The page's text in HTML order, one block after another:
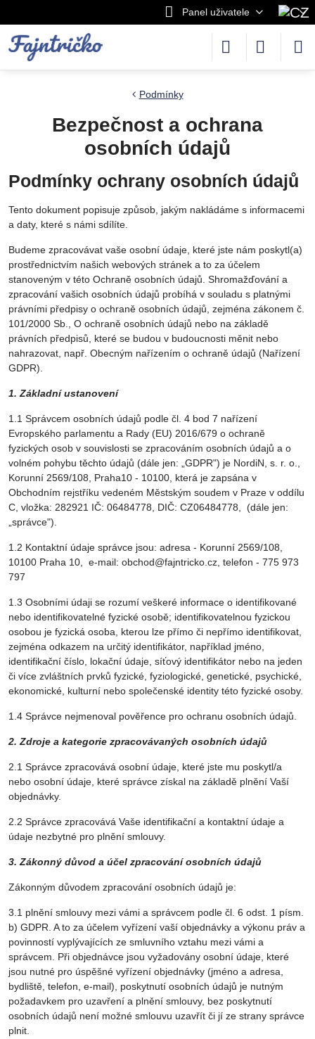
Panel uživatele
Podmínky
Bezpečnost a ochrana
osobních údajů
Podmínky ochrany osobních údajů
Tento dokument popisuje způsob, jakým nakládáme s informacemi
a daty, které s námi sdílíte.
Budeme zpracovávat vaše osobní údaje, které jste nám poskytl(a)
prostřednictvím našich webových stránek a to za účelem
stanoveným v této Ochraně osobních údajů. Shromažďování a
zpracování vašich osobních údajů probíhá v souladu s platnými
právními předpisy o ochraně osobních údajů, zejména zákonem č.
101/2000 Sb., O ochraně osobních údajů nebo na základě
právních předpisů, které se budou v budoucnosti měnit nebo
nahrazovat, např. Obecným nařízením o ochraně údajů (Nařízení
GDPR).
1. Základní ustanovení
1.1 Správcem osobních údajů podle čl. 4 bod 7 nařízení
Evropského parlamentu a Rady (EU) 2016/679 o ochraně
fyzických osob v souvislosti se zpracováním osobních údajů a o
volném pohybu těchto údajů (dále jen: „GDPR") je NordiN, s. r. o.,
Korunní 2569/108, Praha10 - 10100, která je zapsána v
Obchodním rejstříku vedeném Městským soudem v Praze v oddílu
C, vložka: 282921 IČ: 06484778, DIČ: CZ06484778, (dále jen:
„správce").
1.2 Kontaktní údaje správce jsou: adresa - Korunní 2569/108,
10100 Praha 10, e-mail: obchod@fajntricko.cz, telefon - 775 973
797
1.3 Osobními údaji se rozumí veškeré informace o identifikované
nebo identifikovatelné fyzické osobě; identifikovatelnou fyzickou
osobou je fyzická osoba, kterou lze přímo či nepřímo identifikovat,
zejména odkazem na určitý identifikátor, například jméno,
identifikační číslo, lokační údaje, síťový identifikátor nebo na jeden
či více zvláštních prvků fyzické, fyziologické, genetické, psychické,
ekonomické, kulturní nebo společenské identity této fyzické osoby.
1.4 Správce nejmenoval pověřence pro ochranu osobních údajů.
2. Zdroje a kategorie zpracovávaných osobních údajů
2.1 Správce zpracovává osobní údaje, které jste mu poskytl/a
nebo osobní údaje, které správce získal na základě plnění Vaší
objednávky.
2.2 Správce zpracovává Vaše identifikační a kontaktní údaje a
údaje nezbytné pro plnění smlouvy.
3. Zákonný důvod a účel zpracování osobních údajů
Zákonným důvodem zpracování osobních údajů je:
3.1 plnění smlouvy mezi vámi a správcem podle čl. 6 odst. 1 písm.
b) GDPR. A to za účelem vyřízení vaší objednávky a výkonu práv a
povinností vyplývajících ze smluvního vztahu mezi vámi a
správcem. Při objednávce jsou vyžadovány osobní údaje, které
jsou nutné pro úspěšné vyřízení objednávky (jméno a adresa,
bydliště, telefon, e-mail), poskytnutí osobních údajů je nutným
požadavkem pro uzavření a plnění smlouvy, bez poskytnutí
osobních údajů není možné smlouvu uzavřít či jí ze strany správce
plnit.